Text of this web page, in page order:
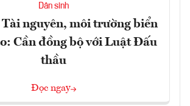
Dân sinh
nguyên, môi trường biển
Cần đồng bộ với Luật Đấu
thầu
Đọc ngay